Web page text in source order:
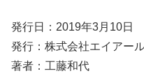
発行日：2019年3月10日
発行：株式会社エイアー
著者：工藤和代